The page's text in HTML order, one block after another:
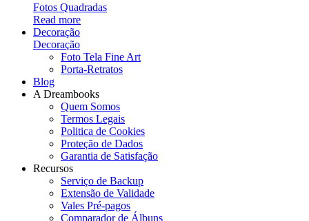
Fotos Quadradas
Read more
Decoração
Decoração
Foto Tela Fine Art
Porta-Retratos
Blog
A Dreambooks
Quem Somos
Termos Legais
Politica de Cookies
Proteção de Dados
Garantia de Satisfação
Recursos
Serviço de Backup
Extensão de Validade
Vales Pré-pagos
Comparador de Álbuns